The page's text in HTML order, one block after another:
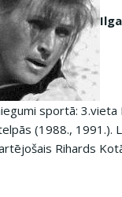
sportā: 3.vieta
(1988., 1991.).
Rihards